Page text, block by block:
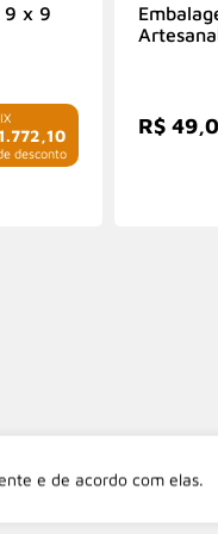
e de acordo com elas.
9 x 9
desconto
R$